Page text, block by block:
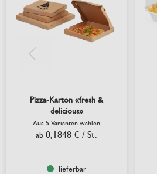
Pizza-Karton «fresh &
delicious»
Aus 5 Varianten wählen
ab 0,1848 € / St.
lieferbar